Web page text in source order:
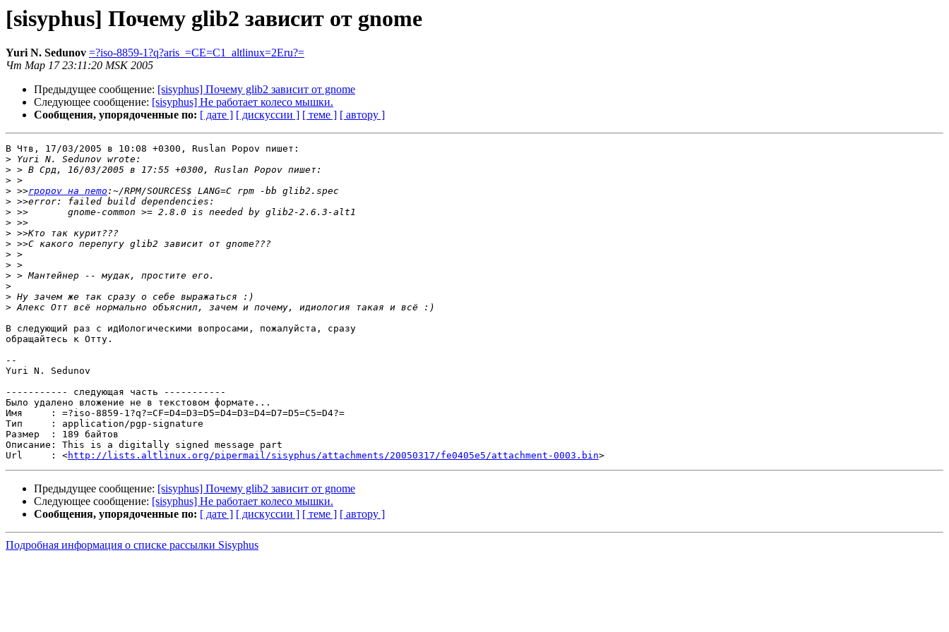
[sisyphus] Почему glib2 зависит от gnome
Yuri N. Sedunov =?iso-8859-1?q?aris_=CE=C1_altlinux=2Eru?=
Чт Мар 17 23:11:20 MSK 2005
Предыдущее сообщение: [sisyphus] Почему glib2 зависит от gnome
Следующее сообщение: [sisyphus] Не работает колесо мышки.
Сообщения, упорядоченные по: [ дате ] [ дискуссии ] [ теме ] [ автору ]
В Чтв, 17/03/2005 в 10:08 +0300, Ruslan Popov пишет:
>
>
>
> >>rpopov на nemo
>
>
>
>
>
>
>
>
>
>
>
В следующий раз с идИологическими вопросами, пожалуйста, сразу
обращайтесь к Отту.
--
Yuri N. Sedunov
----------- следующая часть -----------
Было удалено вложение не в текстовом формате...
Имя     : =?iso-8859-1?q?=CF=D4=D3=D5=D4=D3=D4=D7=D5=C5=D4?=
Тип     : application/pgp-signature
Размер  : 189 байтов
Описание: This is a digitally signed message part
Url     : <http://lists.altlinux.org/pipermail/sisyphus/attachments/20050317/fe0405e5/attachment-0003.bin
Предыдущее сообщение: [sisyphus] Почему glib2 зависит от gnome
Следующее сообщение: [sisyphus] Не работает колесо мышки.
Сообщения, упорядоченные по: [ дате ] [ дискуссии ] [ теме ] [ автору ]
Подробная информация о списке рассылки Sisyphus